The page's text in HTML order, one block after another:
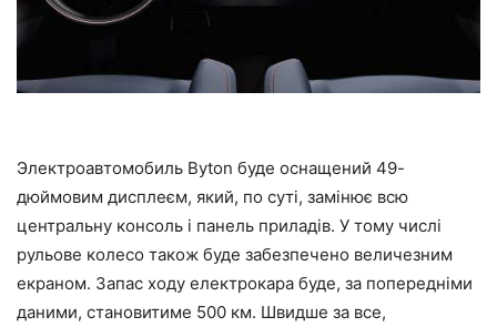
Электроавтомобиль Byton буде оснащений 49-
дюймовим дисплеєм, який, по суті, замінює всю
центральну консоль і панель приладів. У тому числі
рульове колесо також буде забезпечено величезним
екраном. Запас ходу електрокара буде, за попередніми
даними, становитиме 500 км. Швидше за все,